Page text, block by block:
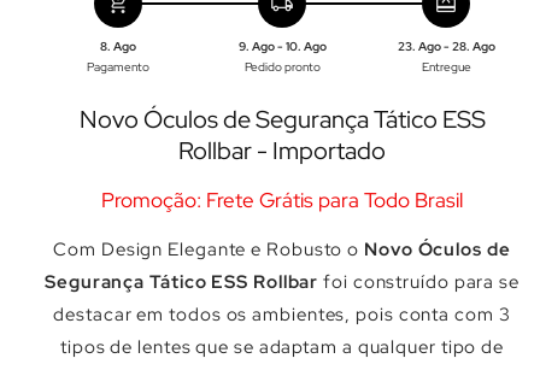
8. Ago
Pagamento
9. Ago - 10. Ago
Pedido pronto
23. Ago - 28. Ago
Entregue
Novo Óculos de Segurança Tático ESS
Rollbar - Importado
Promoção: Frete Grátis para Todo Brasil
Com Design Elegante e Robusto o Novo Óculos de
Segurança Tático ESS Rollbar foi construído para se
destacar em todos os ambientes, pois conta com 3
tipos de lentes que se adaptam a qualquer tipo de